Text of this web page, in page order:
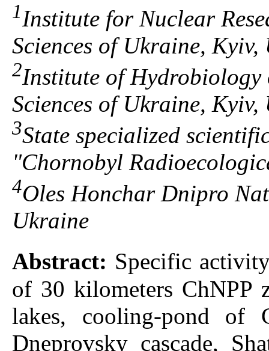
1Institute for Nuclear
Sciences of Ukraine, Kyiv,
2Institute of Hydrobiology
Sciences of Ukraine, Kyiv,
3State specialized
"Chornobyl
4Oles Honchar Dnipro
Ukraine
Abstract: Specific
of 30 kilometers ChNPP
lakes, cooling-pond of
Dneprovsky cascade,